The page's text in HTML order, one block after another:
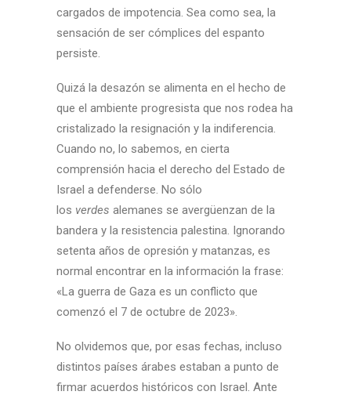
cargados de impotencia. Sea como sea, la
sensación de ser cómplices del espanto
persiste.
Quizá la desazón se alimenta en el hecho de
que el ambiente progresista que nos rodea ha
cristalizado la resignación y la indiferencia.
Cuando no, lo sabemos, en cierta
comprensión hacia el derecho del Estado de
Israel a defenderse. No sólo
los verdes alemanes se avergüenzan de la
bandera y la resistencia palestina. Ignorando
setenta años de opresión y matanzas, es
normal encontrar en la información la frase:
«La guerra de Gaza es un conflicto que
comenzó el 7 de octubre de 2023».
No olvidemos que, por esas fechas, incluso
distintos países árabes estaban a punto de
firmar acuerdos históricos con Israel. Ante